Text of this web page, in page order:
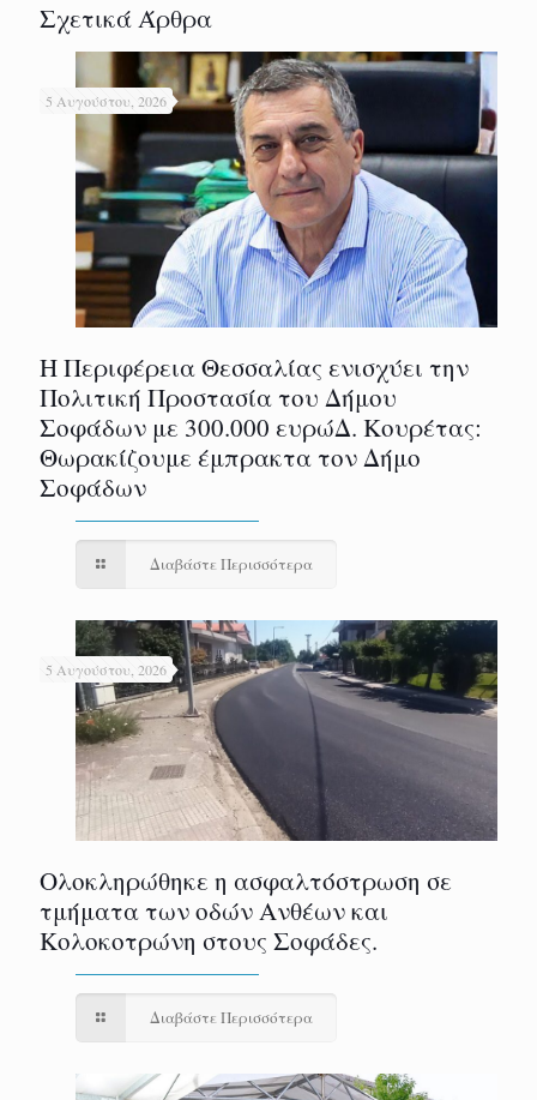
Σχετικά Άρθρα
5 Αυγούστου, 2026
Η Περιφέρεια Θεσσαλίας ενισχύει την
Πολιτική Προστασία του Δήμου
Σοφάδων με 300.000 ευρώΔ. Κουρέτας:
Θωρακίζουμε έμπρακτα τον Δήμο
Σοφάδων
Διαβάστε Περισσότερα
5 Αυγούστου, 2026
Ολοκληρώθηκε η ασφαλτόστρωση σε
τμήματα των οδών Ανθέων και
Κολοκοτρώνη στους Σοφάδες.
Διαβάστε Περισσότερα